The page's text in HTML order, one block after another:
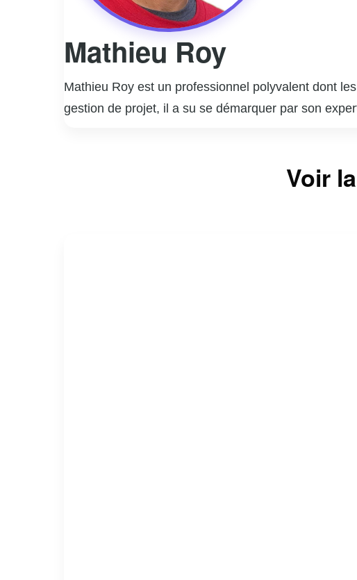
Mathieu Roy
Mathieu Roy est un professionnel polyvalent dont
gestion de projet, il a su se démarquer par son
équipes multidisciplinaires avec efficacité. En
communautaires et environnementales, cherchant
Voir